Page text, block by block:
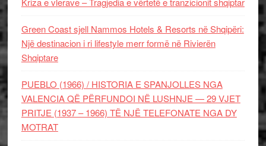
Green Coast sjell Nammos Hotels & Resorts në Shqipëri:
Një destinacion i ri lifestyle merr formë në Rivierën
Shqiptare
PUEBLO (1966) / HISTORIA E SPANJOLLES NGA
VALENCIA QË PËRFUNDOI NË LUSHNJE — 29 VJET
PRITJE (1937 – 1966) TË NJË TELEFONATE NGA DY
MOTRAT